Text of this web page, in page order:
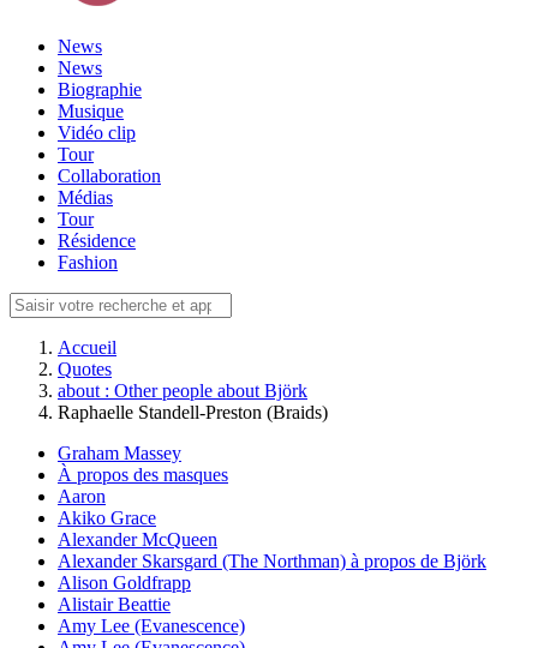
News
News
Biographie
Musique
Vidéo clip
Tour
Collaboration
Médias
Tour
Résidence
Fashion
Accueil
Quotes
about : Other people about Björk
Raphaelle Standell-Preston (Braids)
Graham Massey
À propos des masques
Aaron
Akiko Grace
Alexander McQueen
Alexander Skarsgard (The Northman) à propos de Björk
Alison Goldfrapp
Alistair Beattie
Amy Lee (Evanescence)